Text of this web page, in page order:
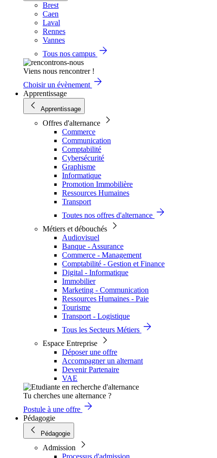
Brest
Caen
Laval
Rennes
Vannes
Tous nos campus
Viens nous rencontrer !
Choisir un évènement
Apprentissage
Apprentissage
Offres d'alternance
Commerce
Communication
Comptabilité
Cybersécurité
Graphisme
Informatique
Promotion Immobilière
Ressources Humaines
Transport
Toutes nos offres d'alternance
Métiers et débouchés
Audiovisuel
Banque - Assurance
Commerce - Management
Comptabilité - Gestion et Finance
Digital - Informatique
Immobilier
Marketing - Communication
Ressources Humaines - Paie
Tourisme
Transport - Logistique
Tous les Secteurs Métiers
Espace Entreprise
Déposer une offre
Accompagner un alternant
Devenir Partenaire
VAE
Tu cherches une alternance ?
Postule à une offre
Pédagogie
Pédagogie
Admission
Processus d'admission